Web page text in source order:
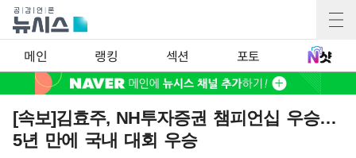
메인 랭킹 섹션 포토
[속보]김효주, NH투자증권 챔피언십 우승…
5년 만에 국내 대회 우승